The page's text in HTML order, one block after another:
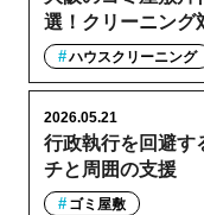
選！クリーニング
ハウスクリーニング
行政執行を回避す
チと周囲の支援
2026.05.21
ゴミ屋敷